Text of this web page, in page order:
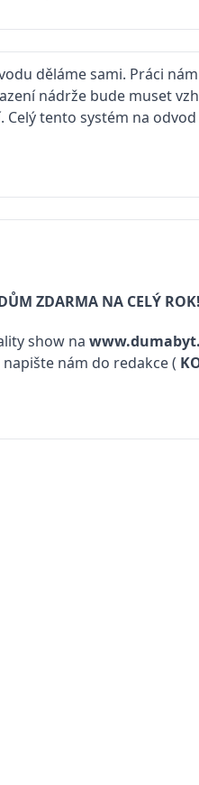
děláme sami. Práci
nádrže bude muset
tento systém na
ZDARMA NA CELÝ ROK!
show na
nám do redakce(